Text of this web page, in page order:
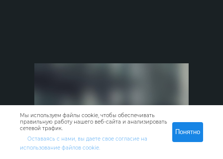
Мы используем файлы cookie, чтобы обеспечивать
правильную работу нашего веб-сайта и анализировать
сетевой трафик.
Оставаясь с нами, вы даете свое согласие на
использование файлов cookie.
Понятно